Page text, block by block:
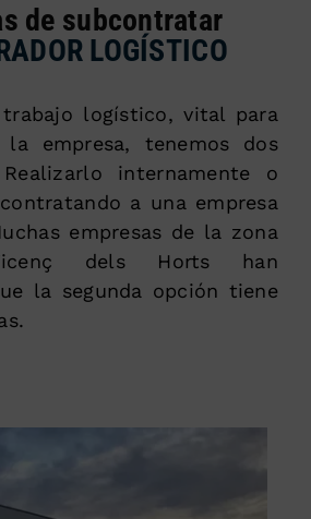
de subcontratar
LOGÍSTICO
logístico, vital para
empresa, tenemos dos
internamente o
a una empresa
empresas de la zona
dels Horts han
la segunda opción tiene